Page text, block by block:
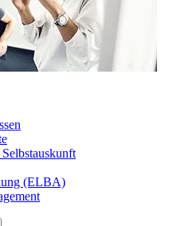
(ELBA)